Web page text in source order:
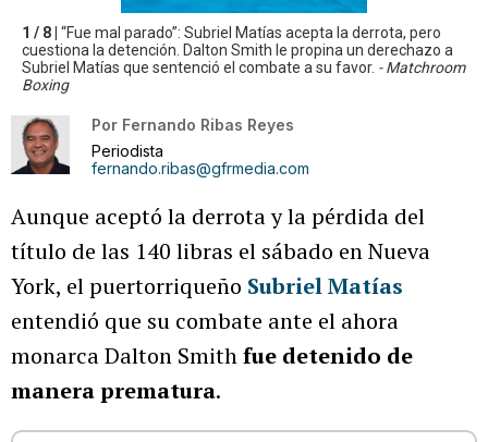
1 / 8 | “Fue mal parado”: Subriel Matías acepta la derrota, pero
cuestiona la detención. Dalton Smith le propina un derechazo a
Subriel Matías que sentenció el combate a su favor. - Matchroom
Boxing
Por Fernando Ribas Reyes
Periodista
fernando.ribas@gfrmedia.com
Aunque aceptó la derrota y la pérdida del
título de las 140 libras el sábado en Nueva
York, el puertorriqueño Subriel Matías
entendió que su combate ante el ahora
monarca Dalton Smithfue detenido de
manera prematura.